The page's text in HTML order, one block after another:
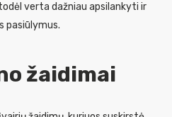
verta dažniau apsilankyti ir
pasiūlymus.
žaidimai